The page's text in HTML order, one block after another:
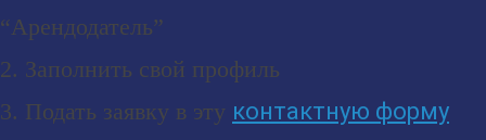
“Арендодатель”
2. Заполнить свой профиль
3. Подать заявку в эту контактную форму